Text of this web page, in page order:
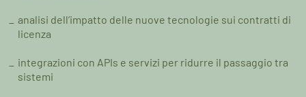
analisi dell’impatto delle nuove tecnologie sui contratti di
licenza
integrazioni con APIs e servizi per ridurre il passaggio tra
sistemi